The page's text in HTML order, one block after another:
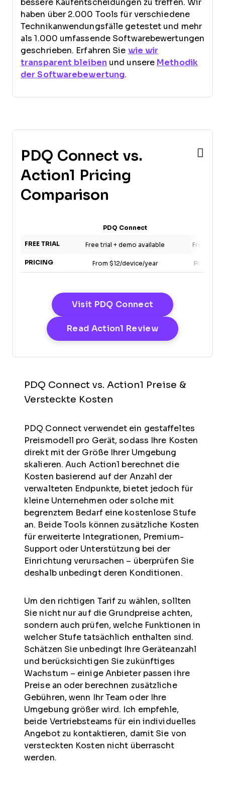
bessere Kaufentscheidungen zu treffen. Wir
haben über 2.000 Tools für verschiedene
Technikanwendungsfälle getestet und mehr
als 1.000 umfassende Softwarebewertungen
geschrieben. Erfahren Sie wie wir
transparent bleiben und unsere Methodik
der Softwarebewertung.
PDQ Connect vs.
Action1 Pricing
Comparison
PDQ Connect
FREE TRIAL Free trial + demo available Free plan
PRICING From $12/device/year Pricing
Visit PDQ Connect Opens New
Read Action1 ReviewOpens New
PDQ Connect vs. Action1 Preise &
Versteckte Kosten
PDQ Connect verwendet ein gestaffeltes
Preismodell pro Gerät, sodass Ihre Kosten
direkt mit der Größe Ihrer Umgebung
skalieren. Auch Action1 berechnet die
Kosten basierend auf der Anzahl der
verwalteten Endpunkte, bietet jedoch für
kleine Unternehmen oder solche mit
begrenztem Bedarf eine kostenlose Stufe
an. Beide Tools können zusätzliche Kosten
für erweiterte Integrationen, Premium-
Support oder Unterstützung bei der
Einrichtung verursachen – überprüfen Sie
deshalb unbedingt deren Konditionen.
Um den richtigen Tarif zu wählen, sollten
Sie nicht nur auf die Grundpreise achten,
sondern auch prüfen, welche Funktionen in
welcher Stufe tatsächlich enthalten sind.
Schätzen Sie unbedingt Ihre Geräteanzahl
und berücksichtigen Sie zukünftiges
Wachstum – einige Anbieter passen ihre
Preise an oder berechnen zusätzliche
Gebühren, wenn Ihr Team oder Ihre
Umgebung größer wird. Ich empfehle,
beide Vertriebsteams für ein individuelles
Angebot zu kontaktieren, damit Sie von
versteckten Kosten nicht überrascht
werden.